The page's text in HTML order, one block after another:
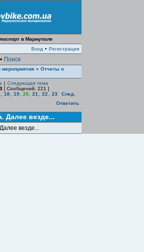
в Мариуполе
Вход • Регистрация
• Поиск
мероприятия » Отчеты о
| Следующая тема
[ Сообщений: 221 ]
18 19 20, 21 22 23
След.
Ответить
Далее везде...
везде...